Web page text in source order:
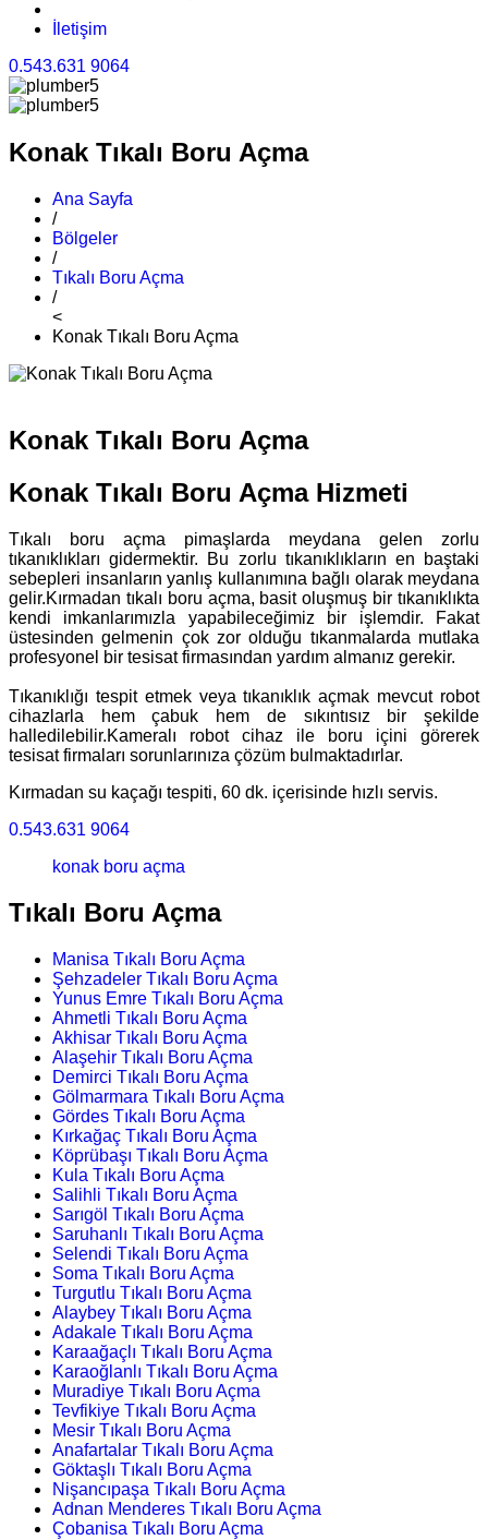
İletişim
0.543.631 9064
Konak Tıkalı Boru Açma
Ana Sayfa
/
Bölgeler
/
Tıkalı Boru Açma
/
<
Konak Tıkalı Boru Açma
Konak Tıkalı Boru Açma
Konak Tıkalı Boru Açma Hizmeti
Tıkalı boru açma pimaşlarda meydana gelen zorlu
tıkanıklıkları gidermektir. Bu zorlu tıkanıklıkların en baştaki
sebepleri insanların yanlış kullanımına bağlı olarak meydana
gelir.Kırmadan tıkalı boru açma, basit oluşmuş bir tıkanıklıkta
kendi imkanlarımızla yapabileceğimiz bir işlemdir. Fakat
üstesinden gelmenin çok zor olduğu tıkanmalarda mutlaka
profesyonel bir tesisat firmasından yardım almanız gerekir.
Tıkanıklığı tespit etmek veya tıkanıklık açmak mevcut robot
cihazlarla hem çabuk hem de sıkıntısız bir şekilde
halledilebilir.Kameralı robot cihaz ile boru içini görerek
tesisat firmaları sorunlarınıza çözüm bulmaktadırlar.
Kırmadan su kaçağı tespiti, 60 dk. içerisinde hızlı servis.
0.543.631 9064
konak boru açma
Tıkalı Boru Açma
Manisa Tıkalı Boru Açma
Şehzadeler Tıkalı Boru Açma
Yunus Emre Tıkalı Boru Açma
Ahmetli Tıkalı Boru Açma
Akhisar Tıkalı Boru Açma
Alaşehir Tıkalı Boru Açma
Demirci Tıkalı Boru Açma
Gölmarmara Tıkalı Boru Açma
Gördes Tıkalı Boru Açma
Kırkağaç Tıkalı Boru Açma
Köprübaşı Tıkalı Boru Açma
Kula Tıkalı Boru Açma
Salihli Tıkalı Boru Açma
Sarıgöl Tıkalı Boru Açma
Saruhanlı Tıkalı Boru Açma
Selendi Tıkalı Boru Açma
Soma Tıkalı Boru Açma
Turgutlu Tıkalı Boru Açma
Alaybey Tıkalı Boru Açma
Adakale Tıkalı Boru Açma
Karaağaçlı Tıkalı Boru Açma
Karaoğlanlı Tıkalı Boru Açma
Muradiye Tıkalı Boru Açma
Tevfikiye Tıkalı Boru Açma
Mesir Tıkalı Boru Açma
Anafartalar Tıkalı Boru Açma
Göktaşlı Tıkalı Boru Açma
Nişancıpaşa Tıkalı Boru Açma
Adnan Menderes Tıkalı Boru Açma
Çobanisa Tıkalı Boru Açma